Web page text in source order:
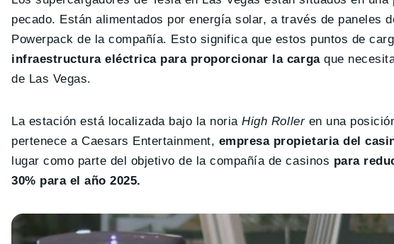
pecado. Están alimentados por energía solar, a través de paneles
Powerpack de la compañía. Esto significa que estos puntos de
infraestructura eléctrica para proporcionar la cargaque
de Las Vegas.
La estación está localizada bajo la noriaHigh Roller en una
pertenece a Caesars Entertainment, empresa propietaria del
lugar como parte del objetivo de la compañía de casinos para
30% para el año 2025.